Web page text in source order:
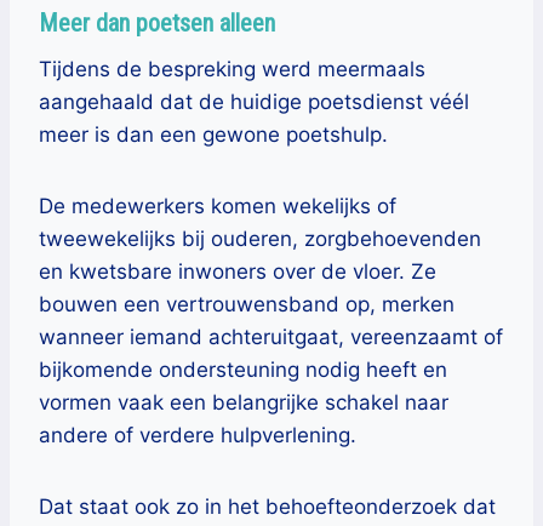
Meer dan poetsen alleen
Tijdens de bespreking werd meermaals
aangehaald dat de huidige poetsdienst véél
meer is dan een gewone poetshulp.
De medewerkers komen wekelijks of
tweewekelijks bij ouderen, zorgbehoevenden
en kwetsbare inwoners over de vloer. Ze
bouwen een vertrouwensband op, merken
wanneer iemand achteruitgaat, vereenzaamt of
bijkomende ondersteuning nodig heeft en
vormen vaak een belangrijke schakel naar
andere of verdere hulpverlening.
Dat staat ook zo in het behoefteonderzoek dat